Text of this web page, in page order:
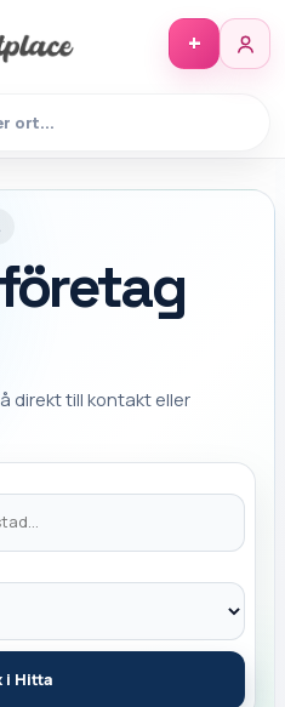
+
- hitta rätt
direkt till kontakt eller
i Hitta